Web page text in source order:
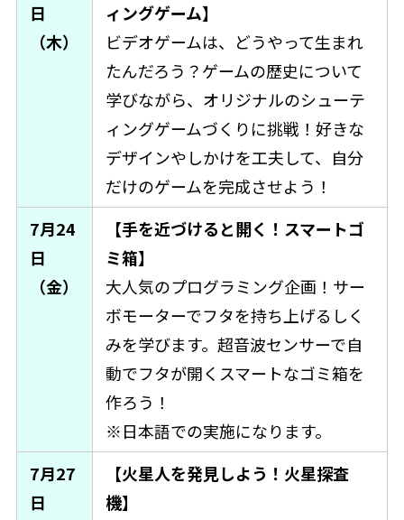
日
（木）
ィングゲーム】
ビデオゲームは、どうやって生まれ
たんだろう？ゲームの歴史について
学びながら、オリジナルのシューテ
ィングゲームづくりに挑戦！好きな
デザインやしかけを工夫して、自分
だけのゲームを完成させよう！
7月24
日
（金）
【手を近づけると開く！スマートゴ
ミ箱】
大人気のプログラミング企画！サー
ボモーターでフタを持ち上げるしく
みを学びます。超音波センサーで自
動でフタが開くスマートなゴミ箱を
作ろう！
※日本語での実施になります。
7月27
日
【火星人を発見しよう！火星探査
機】